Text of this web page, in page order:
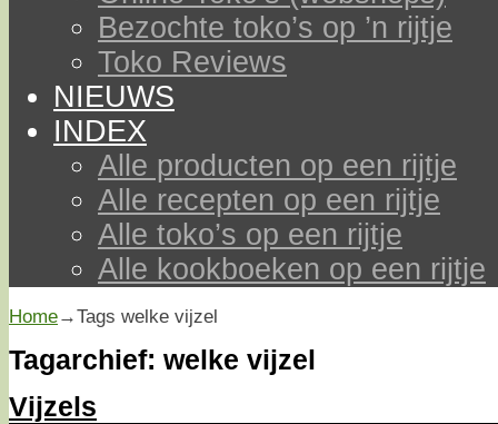
Bezochte toko’s op ’n rijtje
Toko Reviews
NIEUWS
INDEX
Alle producten op een rijtje
Alle recepten op een rijtje
Alle toko’s op een rijtje
Alle kookboeken op een rijtje
Home→Tags welke vijzel
Tagarchief: welke vijzel
Vijzels